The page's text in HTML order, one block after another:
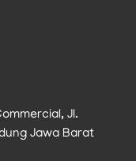
Jl.
Jawa Barat